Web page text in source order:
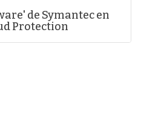
de Symantec en
Protection